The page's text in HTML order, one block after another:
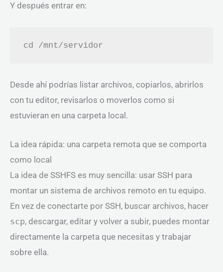
Y después entrar en:
cd /mnt/servidor
Desde ahí podrías listar archivos, copiarlos, abrirlos
con tu editor, revisarlos o moverlos como si
estuvieran en una carpeta local.
La idea rápida: una carpeta remota que se comporta
como local
La idea de SSHFS es muy sencilla: usar SSH para
montar un sistema de archivos remoto en tu equipo.
En vez de conectarte por SSH, buscar archivos, hacer
scp, descargar, editar y volver a subir, puedes montar
directamente la carpeta que necesitas y trabajar
sobre ella.